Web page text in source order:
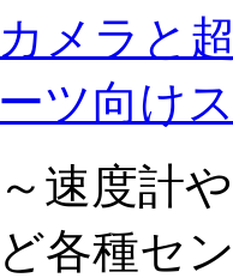
カメラと
ーツ向け
～速度計
ど各種セ